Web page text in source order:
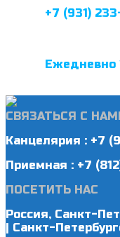
+7 (931)
Ежедневно
СВЯЗАТЬСЯ С
Канцелярия : +7
Приемная : +7
ПОСЕТИТЬ НАС
Россия, Санкт-
| Санкт-